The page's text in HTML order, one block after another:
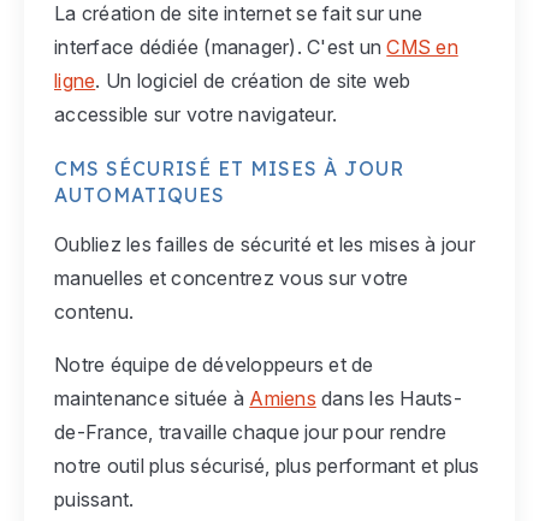
La création de site internet se fait sur une
interface dédiée (manager). C'est unCMS en
ligne. Un logiciel de création de site web
accessible sur votre navigateur.
CMS SÉCURISÉ ET MISES À JOUR
AUTOMATIQUES
Oubliez les failles de sécurité et les mises à jour
manuelles et concentrez vous sur votre
contenu.
Notre équipe de développeurs et de
maintenance située à Amiens dans les Hauts-
de-France, travaille chaque jour pour rendre
notre outil plus sécurisé, plus performant et plus
puissant.